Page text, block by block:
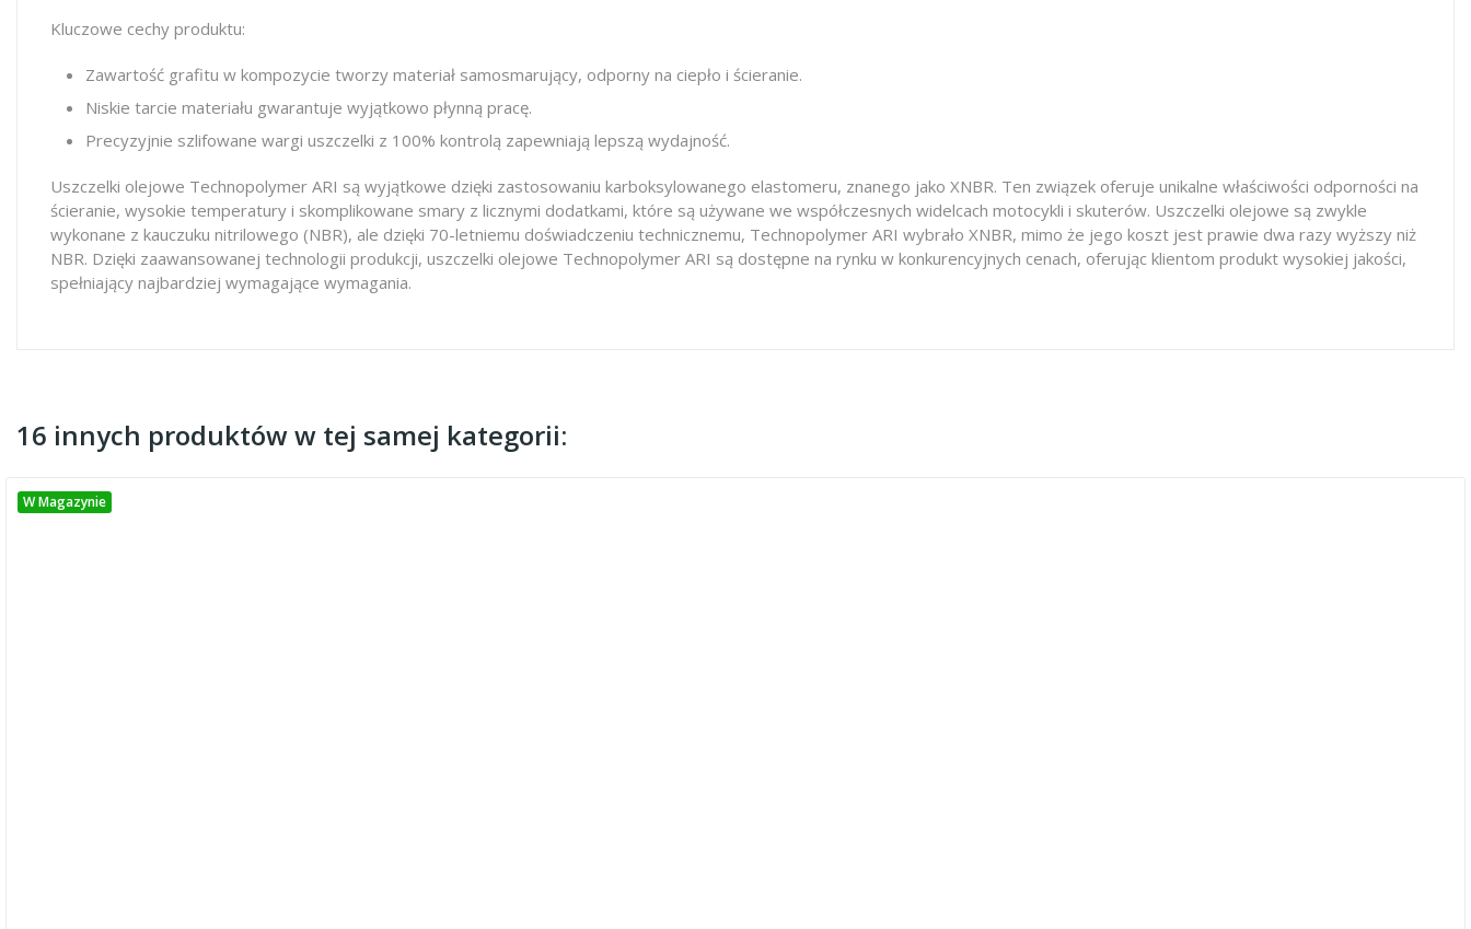
Kluczowe cechy produktu:
Zawartość grafitu w kompozycie tworzy materiał samosmarujący, odporny na ciepło i ścieranie.
Niskie tarcie materiału gwarantuje wyjątkowo płynną pracę.
Precyzyjnie szlifowane wargi uszczelki z 100% kontrolą zapewniają lepszą wydajność.
Uszczelki olejowe Technopolymer ARI są wyjątkowe dzięki zastosowaniu karboksylowanego elastomeru, znanego jako XNBR. Ten związek oferuje unikalne właściwości odporności na
ścieranie, wysokie temperatury i skomplikowane smary z licznymi dodatkami, które są używane we współczesnych widelcach motocykli i skuterów. Uszczelki olejowe są zwykle
wykonane z kauczuku nitrilowego (NBR), ale dzięki 70-letniemu doświadczeniu technicznemu, Technopolymer ARI wybrało XNBR, mimo że jego koszt jest prawie dwa razy wyższy niż
NBR. Dzięki zaawansowanej technologii produkcji, uszczelki olejowe Technopolymer ARI są dostępne na rynku w konkurencyjnych cenach, oferując klientom produkt wysokiej jakości,
spełniający najbardziej wymagające wymagania.
16 innych produktów w tej samej kategorii:
W Magazynie